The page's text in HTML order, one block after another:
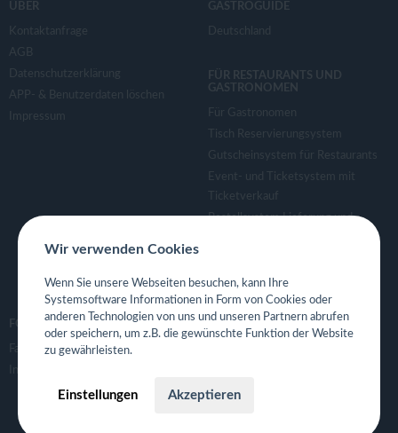
ÜBER
Kontaktanfrage
AGB
Datenschutzerklärung
APP- & Benutzerdaten löschen
Impressum
GASTROGUIDE
Deutschland
FÜR RESTAURANTS UND
GASTRONOMEN
Für Gastronomen
Tisch Reservierungsystem
Gutscheinsystem für Restaurants
Event- und Ticketsystem mit
Ticketverkauf
Bestellsystem Lieferung und
Eigene App für Restaurant
FOLGE UNS
Facebook
Instagram
Wir verwenden Cookies
Wenn Sie unsere Webseiten besuchen, kann Ihre
Systemsoftware Informationen in Form von Cookies oder
anderen Technologien von uns und unseren Partnern abrufen
oder speichern, um z.B. die gewünschte Funktion der Website
zu gewährleisten.
Einstellungen Akzeptieren